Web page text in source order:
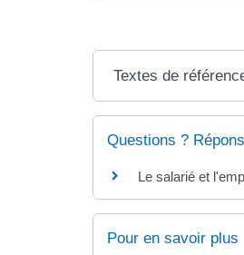
Textes de
Questions ?
Le salarié et
Pour en savoir plus